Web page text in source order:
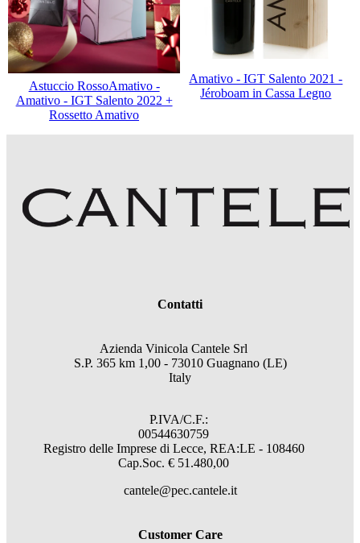
Astuccio RossoAmativo -
Amativo - IGT Salento 2022 +
Rossetto Amativo
Amativo - IGT Salento 2021 -
Jéroboam in Cassa Legno
Contatti
Azienda Vinicola Cantele Srl
S.P. 365 km 1,00 - 73010 Guagnano (LE)
Italy
P.IVA/C.F.:
00544630759
Registro delle Imprese di Lecce, REA:LE - 108460
Cap.Soc. € 51.480,00
cantele@pec.cantele.it
Customer Care